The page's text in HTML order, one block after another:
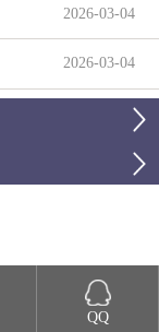
2026-03-04
2026-03-04
QQ